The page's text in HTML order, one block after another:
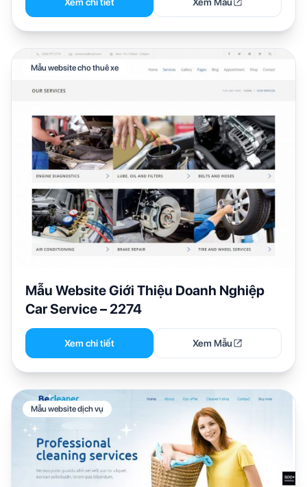
Xem chi tiết Xem Mẫu
Mẫu website cho thuê xe
Mẫu Website Giới Thiệu Doanh Nghiệp
Car Service – 2274
Xem chi tiết Xem Mẫu
Mẫu website dịch vụ